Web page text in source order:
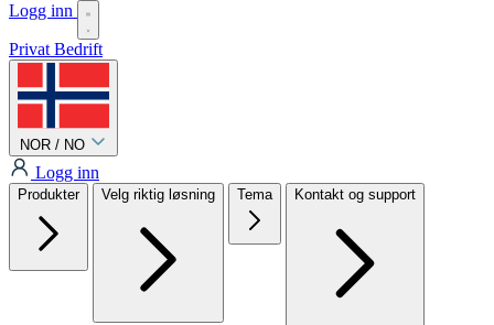
Logg inn
Privat Bedrift
NOR / NO
Logg inn
Produkter Velg riktig løsning Tema Kontakt og support